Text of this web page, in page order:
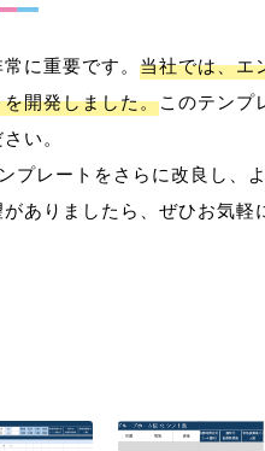
に重要です。 当社では、エ
開発しました。このテンプ
い。
プレートをさらに改良し、
ありましたら、ぜひお気軽